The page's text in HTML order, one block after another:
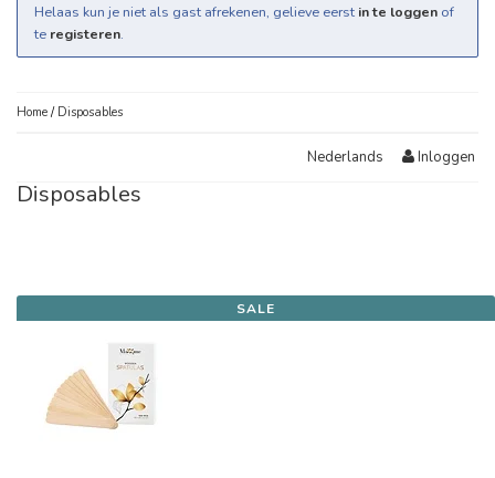
Helaas kun je niet als gast afrekenen, gelieve eerst in te loggen of
te registeren.
Home / Disposables
Nederlands Inloggen
Disposables
SALE